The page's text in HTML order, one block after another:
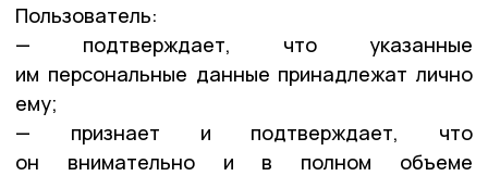
Пользователь:
— подтверждает, что указанные
им персональные данные принадлежат лично
ему;
— признает и подтверждает, что
он внимательно и в полном объеме